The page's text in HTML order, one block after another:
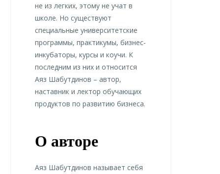
не из легких, этому не учат в
школе. Но существуют
специальные университетские
программы, практикумы, бизнес-
инкубаторы, курсы и коучи. К
последним из них и относится
Аяз Шабутдинов – автор,
наставник и лектор обучающих
продуктов по развитию бизнеса.
О авторе
Аяз Шабутдинов называет себя